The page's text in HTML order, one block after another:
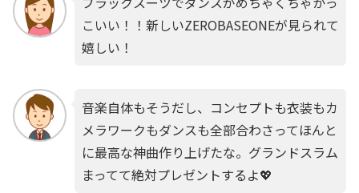
こいい！！新しいZEROBASEONEが見られて
嬉しい！
音楽自体もそうだし、コンセプトも衣装もカ
メラワークもダンスも全部合わさってほんと
に最高な神曲作り上げたな。グランドスラム
まってて絶対プレゼントするよ💖